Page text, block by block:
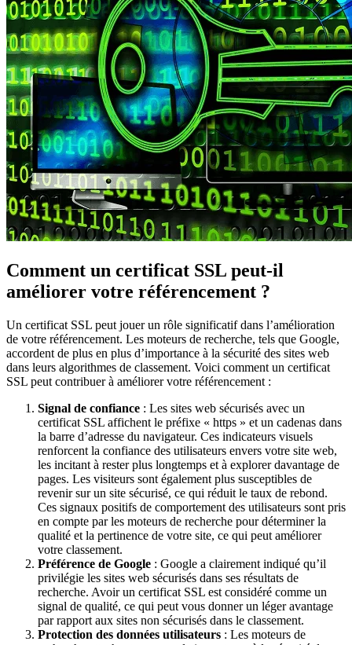
Comment un certificat SSL peut-il
améliorer votre référencement ?
Un certificat SSL peut jouer un rôle significatif dans l’amélioration
de votre référencement. Les moteurs de recherche, tels que Google,
accordent de plus en plus d’importance à la sécurité des sites web
dans leurs algorithmes de classement. Voici comment un certificat
SSL peut contribuer à améliorer votre référencement :
Signal de confiance : Les sites web sécurisés avec un
certificat SSL affichent le préfixe « https » et un cadenas dans
la barre d’adresse du navigateur. Ces indicateurs visuels
renforcent la confiance des utilisateurs envers votre site web,
les incitant à rester plus longtemps et à explorer davantage de
pages. Les visiteurs sont également plus susceptibles de
revenir sur un site sécurisé, ce qui réduit le taux de rebond.
Ces signaux positifs de comportement des utilisateurs sont pris
en compte par les moteurs de recherche pour déterminer la
qualité et la pertinence de votre site, ce qui peut améliorer
votre classement.
Préférence de Google : Google a clairement indiqué qu’il
privilégie les sites web sécurisés dans ses résultats de
recherche. Avoir un certificat SSL est considéré comme un
signal de qualité, ce qui peut vous donner un léger avantage
par rapport aux sites non sécurisés dans le classement.
Protection des données utilisateurs : Les moteurs de